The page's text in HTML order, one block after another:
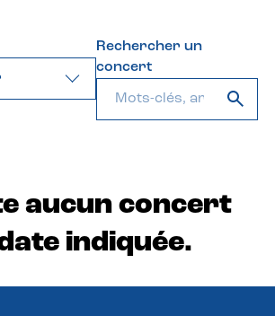
Rechercher un
concert
aucun concert
indiquée.